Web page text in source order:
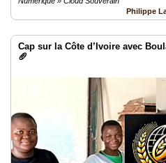
Philippe
Cap sur la Côte d’Ivoire avec
🥖